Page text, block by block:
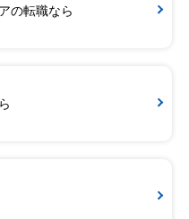
の転職なら